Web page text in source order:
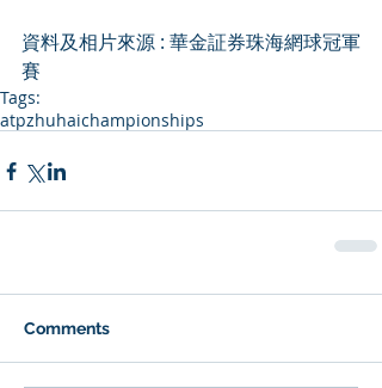
資料及相片來源 : 華金証券珠海網球冠軍
賽
Tags:
atpzhuhaichampionships
Comments